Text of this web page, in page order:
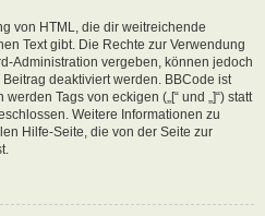
von HTML, die dir weitreichende
Text gibt. Die Rechte zur Verwendung
Administration vergeben, können jedoch
deaktiviert werden. BBCode ist
Tags von eckigen („[“ und „]“) statt
Weitere Informationen zu
Hilfe-Seite, die von der Seite zur